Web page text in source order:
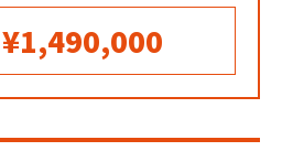
¥1,490,000